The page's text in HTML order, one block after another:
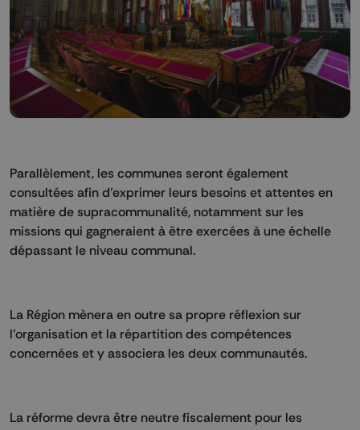
Parallèlement, les communes seront également
consultées afin d’exprimer leurs besoins et attentes en
matière de supracommunalité, notamment sur les
missions qui gagneraient à être exercées à une échelle
dépassant le niveau communal.
La Région mènera en outre sa propre réflexion sur
l’organisation et la répartition des compétences
concernées et y associera les deux communautés.
La réforme devra être neutre fiscalement pour les